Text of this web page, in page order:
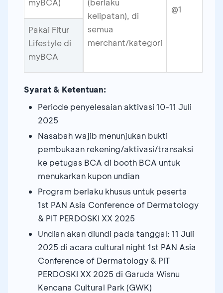
myBCA)
(berlaku
kelipatan), di
semua
merchant/kategori
@1
Pakai Fitur
Lifestyle di
myBCA
Syarat & Ketentuan:
Periode penyelesaian aktivasi 10-11 Juli
2025
Nasabah wajib menunjukan bukti
pembukaan rekening/aktivasi/transaksi
ke petugas BCA di booth BCA untuk
menukarkan kupon undian
Program berlaku khusus untuk peserta
1st PAN Asia Conference of Dermatology
& PIT PERDOSKI XX 2025
Undian akan diundi pada tanggal: 11 Juli
2025 di acara cultural night 1st PAN Asia
Conference of Dermatology & PIT
PERDOSKI XX 2025 di Garuda Wisnu
Kencana Cultural Park (GWK)